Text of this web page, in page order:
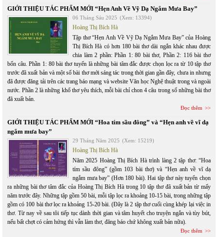
GIỚI THIỆU TÁC PHẨM MỚI “Hẹn Anh Về Vỹ Dạ Ngắm Mưa Bay”
06 Tháng Sáu 2025 (Xem: 13394)
Hoàng Thị Bích Hà
Tập thơ “Hẹn Anh Về Vỹ Dạ Ngắm Mưa Bay” của Hoàng
Thị Bích Hà có hơn 180 bài thơ dài ngắn khác nhau được
chia làm 2 phần: Phần 1: 80 bài thơ, Phần 2: 116 bài thơ
bốn câu. Phần 1: 80 bài thơ tuyển là những bài tâm đắc được chọn lọc ra từ 10 tập thơ
trước đã xuất bản và một số bài thơ mới sáng tác trong thời gian gần đây, chưa in nhưng
đã được đăng tải trên các trang báo mạng và website Văn học Nghệ thuật trong và ngoài
nước. Phần 2 là những khổ thơ yêu thích, mỗi bài chỉ chon 4 câu trong số những bài thơ
đã xuất bản.
Đọc thêm
GIỚI THIỆU TÁC PHẨM MỚI “Hoa tím sầu đông” và “Hẹn anh về vĩ dạ
ngắm mưa bay”
29 Tháng Năm 2025 (Xem: 15219)
Hoàng Thị Bích Hà
Năm 2025 Hoàng Thị Bích Hà trình làng 2 tập thơ: “Hoa
tím sầu đông” (gồm 103 bài thơ) và “Hẹn anh về vĩ dạ
ngắm mưa bay” (Hơn 180 bài). Hai tập thơ này tuyển chọn
ra những bài thơ tâm đắc của Hoàng Thị Bích Hà trong 10 tập thơ đã xuất bản từ mấy
năm trước đây. Những tập gồm 50 bài, mỗi tập lọc ra khoảng 10-15 bài, trong những tập
gồm có 100 bài thơ lọc ra khoảng 15-20 bài. (Đây là 2 tập thơ cuối cùng khép lại việc in
thơ. Từ nay về sau tôi tiếp tục dành thời gian và tâm huyết cho truyện ngắn và tùy bút,
nếu bất chợt có cảm hứng thì vẫn làm thơ, đăng báo chứ không xuất bản nữa).
Đọc thêm